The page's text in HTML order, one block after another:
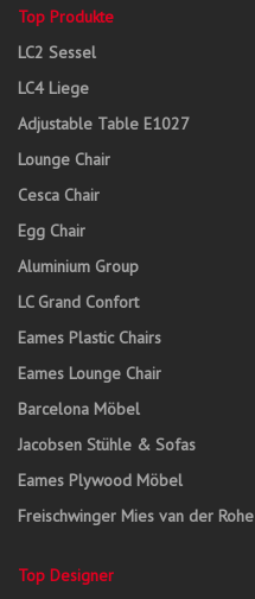
Top Produkte
LC2 Sessel
LC4 Liege
Adjustable Table E1027
Lounge Chair
Cesca Chair
Egg Chair
Aluminium Group
LC Grand Confort
Eames Plastic Chairs
Eames Lounge Chair
Barcelona Möbel
Jacobsen Stühle & Sofas
Eames Plywood Möbel
Freischwinger Mies van der Rohe
Top Designer